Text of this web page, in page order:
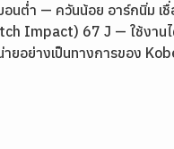
ต่ำ — ควันน้อย อาร์กนิ่ม เชื่
Impact) 67 J — ใช้งา
ยอย่างเป็นทางการของ